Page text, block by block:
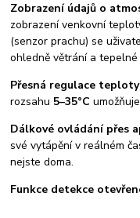
Zobrazení údajů o
zobrazení venkovní
(senzor prachu) se
ohledně větrání a tepelné
Přesná regulace teploty
rozsahu 5–35°C
Dálkové ovládání přes
své vytápění v reálném
nejste doma.
Funkce detekce